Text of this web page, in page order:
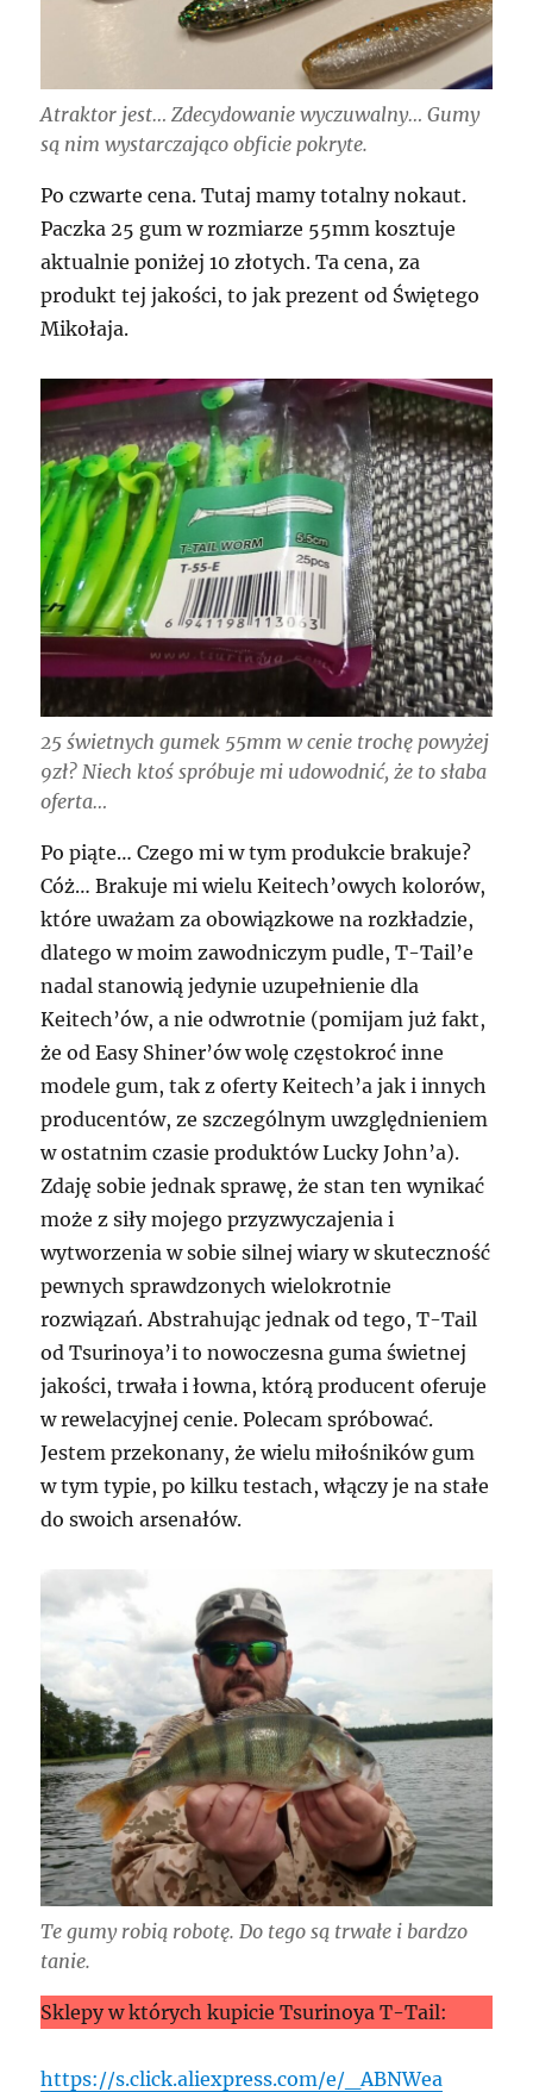
Atraktor jest… Zdecydowanie wyczuwalny… Gumy
są nim wystarczająco obficie pokryte.
Po czwarte cena. Tutaj mamy totalny nokaut.
Paczka 25 gum w rozmiarze 55mm kosztuje
aktualnie poniżej 10 złotych. Ta cena, za
produkt tej jakości, to jak prezent od Świętego
Mikołaja.
25 świetnych gumek 55mm w cenie trochę powyżej
9zł? Niech ktoś spróbuje mi udowodnić, że to słaba
oferta…
Po piąte… Czego mi w tym produkcie brakuje?
Cóż… Brakuje mi wielu Keitech’owych kolorów,
które uważam za obowiązkowe na rozkładzie,
dlatego w moim zawodniczym pudle, T-Tail’e
nadal stanowią jedynie uzupełnienie dla
Keitech’ów, a nie odwrotnie (pomijam już fakt,
że od Easy Shiner’ów wolę częstokroć inne
modele gum, tak z oferty Keitech’a jak i innych
producentów, ze szczególnym uwzględnieniem
w ostatnim czasie produktów Lucky John’a).
Zdaję sobie jednak sprawę, że stan ten wynikać
może z siły mojego przyzwyczajenia i
wytworzenia w sobie silnej wiary w skuteczność
pewnych sprawdzonych wielokrotnie
rozwiązań. Abstrahując jednak od tego, T-Tail
od Tsurinoya’i to nowoczesna guma świetnej
jakości, trwała i łowna, którą producent oferuje
w rewelacyjnej cenie. Polecam spróbować.
Jestem przekonany, że wielu miłośników gum
w tym typie, po kilku testach, włączy je na stałe
do swoich arsenałów.
Te gumy robią robotę. Do tego są trwałe i bardzo
tanie.
Sklepy w których kupicie Tsurinoya T-Tail:
https://s.click.aliexpress.com/e/_ABNWea